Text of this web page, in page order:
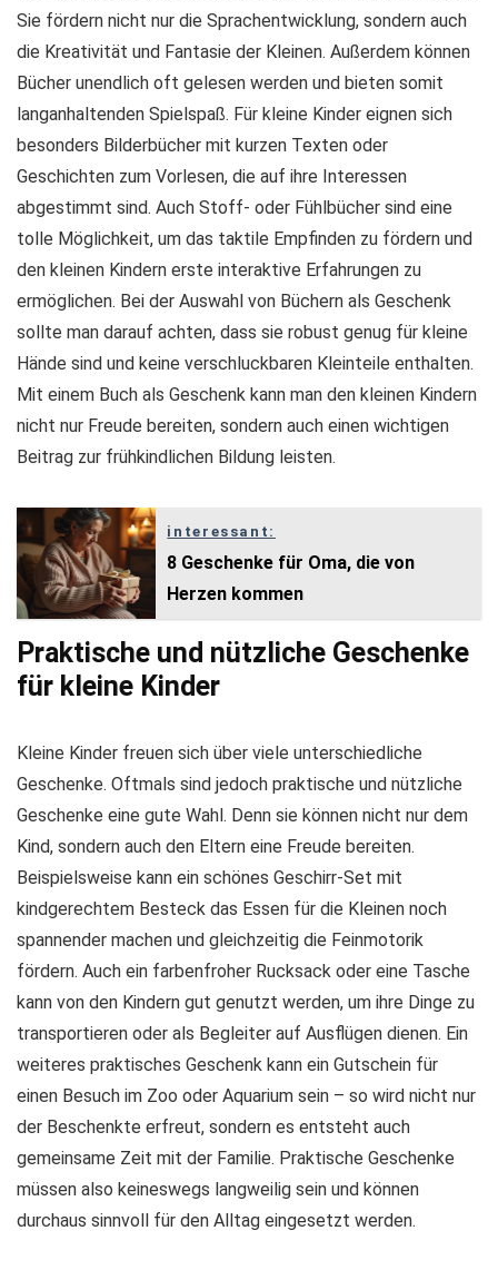
Sie fördern nicht nur die Sprachentwicklung, sondern auch
die Kreativität und Fantasie der Kleinen. Außerdem können
Bücher unendlich oft gelesen werden und bieten somit
langanhaltenden Spielspaß. Für kleine Kinder eignen sich
besonders Bilderbücher mit kurzen Texten oder
Geschichten zum Vorlesen, die auf ihre Interessen
abgestimmt sind. Auch Stoff- oder Fühlbücher sind eine
tolle Möglichkeit, um das taktile Empfinden zu fördern und
den kleinen Kindern erste interaktive Erfahrungen zu
ermöglichen. Bei der Auswahl von Büchern als Geschenk
sollte man darauf achten, dass sie robust genug für kleine
Hände sind und keine verschluckbaren Kleinteile enthalten.
Mit einem Buch als Geschenk kann man den kleinen Kindern
nicht nur Freude bereiten, sondern auch einen wichtigen
Beitrag zur frühkindlichen Bildung leisten.
interessant:
8 Geschenke für Oma, die von
Herzen kommen
Praktische und nützliche Geschenke
für kleine Kinder
Kleine Kinder freuen sich über viele unterschiedliche
Geschenke. Oftmals sind jedoch praktische und nützliche
Geschenke eine gute Wahl. Denn sie können nicht nur dem
Kind, sondern auch den Eltern eine Freude bereiten.
Beispielsweise kann ein schönes Geschirr-Set mit
kindgerechtem Besteck das Essen für die Kleinen noch
spannender machen und gleichzeitig die Feinmotorik
fördern. Auch ein farbenfroher Rucksack oder eine Tasche
kann von den Kindern gut genutzt werden, um ihre Dinge zu
transportieren oder als Begleiter auf Ausflügen dienen. Ein
weiteres praktisches Geschenk kann ein Gutschein für
einen Besuch im Zoo oder Aquarium sein – so wird nicht nur
der Beschenkte erfreut, sondern es entsteht auch
gemeinsame Zeit mit der Familie. Praktische Geschenke
müssen also keineswegs langweilig sein und können
durchaus sinnvoll für den Alltag eingesetzt werden.